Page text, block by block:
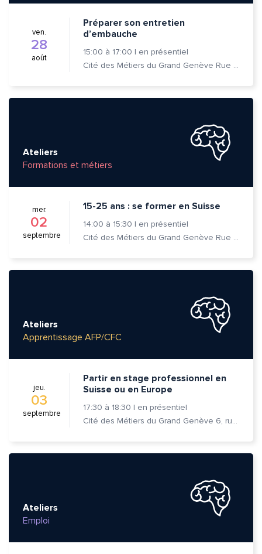
ven.
28
août
Préparer son entretien
d’embauche
15:00 à 17:00 | en présentiel
Cité des Métiers du Grand Genève Rue Prévost-Martin 6 1205 Genève
Ateliers
Formations et métiers
mer.
02
septembre
15-25 ans : se former en Suisse
14:00 à 15:30 | en présentiel
Cité des Métiers du Grand Genève Rue Prévost-Martin 6 1205 Genève
Ateliers
Apprentissage AFP/CFC
jeu.
03
septembre
Partir en stage professionnel en
Suisse ou en Europe
17:30 à 18:30 | en présentiel
Cité des Métiers du Grand Genève 6, rue Prévost-Martin 1205 Genève
Ateliers
Emploi